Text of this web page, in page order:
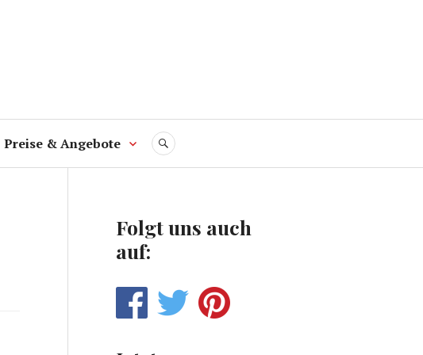
Preise & Angebote SUCHE
Folgt uns auch
auf: